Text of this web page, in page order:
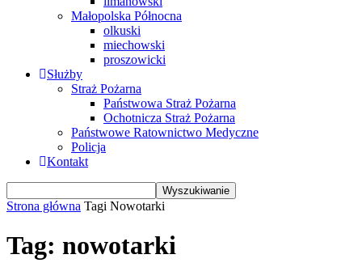
Małopolska Północna
olkuski
miechowski
proszowicki
Służby
Straż Pożarna
Państwowa Straż Pożarna
Ochotnicza Straż Pożarna
Państwowe Ratownictwo Medyczne
Policja
Kontakt
Strona główna Tagi Nowotarki
Tag: nowotarki